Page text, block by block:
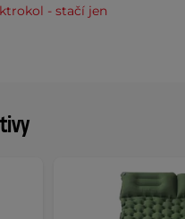
- stačí jen